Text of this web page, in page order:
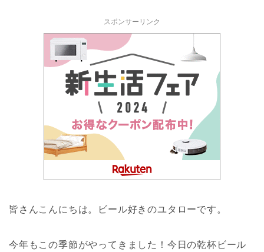
スポンサーリンク
皆さんこんにちは。ビール好きのユタローです。
今年もこの季節がやってきました！今日の乾杯ビール